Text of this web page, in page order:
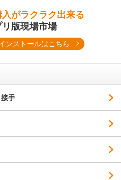
がラクラク出来る
リ版現場市場
ンストールはこちら
手